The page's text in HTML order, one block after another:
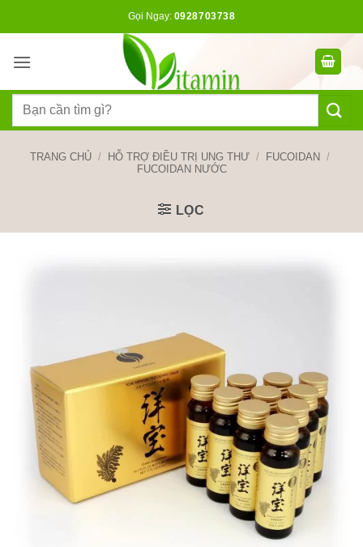
dung
Gọi Ngay: 0928703738
Tìm
TRANG CHỦ / HỖ TRỢ ĐIỀU TRỊ UNG THƯ / FUCOIDAN /
FUCOIDAN NƯỚC
LỌC